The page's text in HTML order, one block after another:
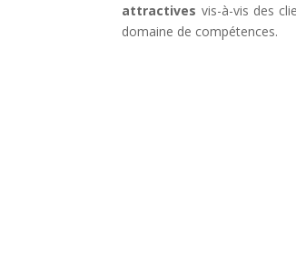
attractives vis-à-vis des
domaine de compétences.